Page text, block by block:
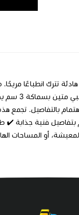
قطني
بالتفاصيل. تجمع
أو المساحات